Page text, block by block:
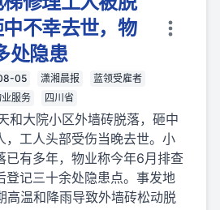
不幸去世，物
处隐患
05 潇湘晨报
蓝领受雇者
服务
四川省
和大院小区外墙砖脱落，砸中
，工人头部受伤当晚去世。小
已有多年，物业称今年6月排查
登记三十余处隐患点。事发地
高温和降雨导致外墙砖松动脱